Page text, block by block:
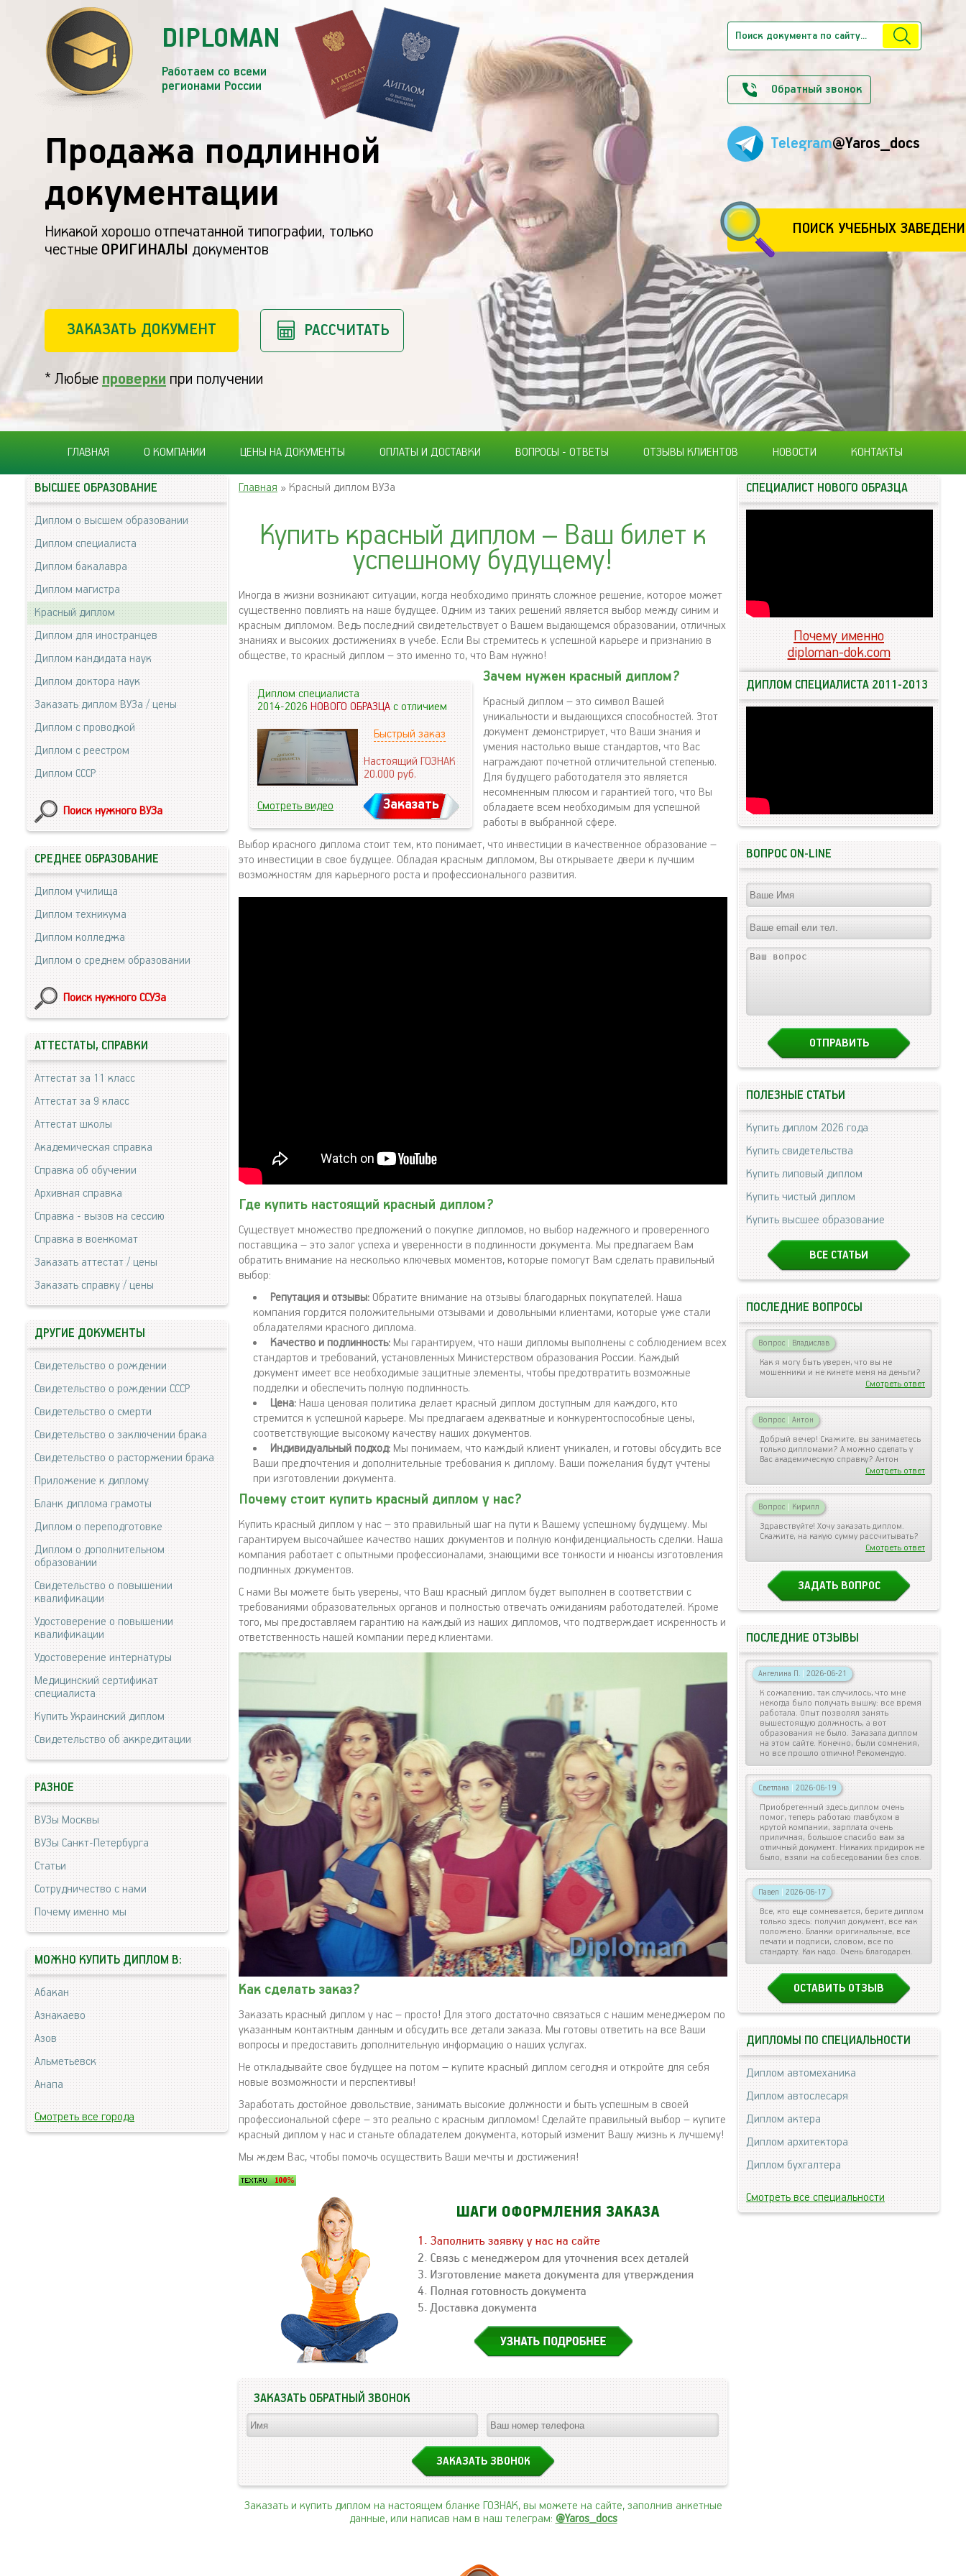
DIPLOMAN
Работаем со всеми
регионами России
Продажа подлинной
документации
Никакой хорошо отпечатанной типографии, только
честные ОРИГИНАЛЫ документов
ЗАКАЗАТЬ ДОКУМЕНТ РАССЧИТАТЬ
* Любые проверки при получении
Обратный звонок
Telegram@Yaros_docs
ПОИСК УЧЕБНЫХ
ГЛАВНАЯ О КОМПАНИИ ЦЕНЫ НА ДОКУМЕНТЫ ОПЛАТЫ И ДОСТАВКИ ВОПРОСЫ - ОТВЕТЫ ОТЗЫВЫ КЛИЕНТОВ НОВОСТИ КОНТАКТЫ
Главная » Красный диплом ВУЗа
Купить красный диплом – Ваш билет к
успешному будущему!
Иногда в жизни возникают ситуации, когда необходимо принять сложное решение, которое может
существенно повлиять на наше будущее. Одним из таких решений является выбор между синим и
красным дипломом. Ведь последний свидетельствует о Вашем выдающемся образовании, отличных
знаниях и высоких достижениях в учебе. Если Вы стремитесь к успешной карьере и признанию в
обществе, то красный диплом – это именно то, что Вам нужно!
Диплом специалиста
2014-2026НОВОГО ОБРАЗЦАс отличием
Быстрый заказ
Настоящий ГОЗНАК
20.000руб.
Смотреть видео Заказать
Зачем нужен красный диплом?
Красный диплом – это символ Вашей
уникальности и выдающихся способностей. Этот
документ демонстрирует, что Ваши знания и
умения настолько выше стандартов, что Вас
награждают почетной отличительной степенью.
Для будущего работодателя это является
несомненным плюсом и гарантией того, что Вы
обладаете всем необходимым для успешной
работы в выбранной сфере.
Выбор красного диплома стоит тем, кто понимает, что инвестиции в качественное образование –
это инвестиции в свое будущее. Обладая красным дипломом, Вы открываете двери к лучшим
возможностям для карьерного роста и профессионального развития.
Где купить настоящий красный диплом?
Существует множество предложений о покупке дипломов, но выбор надежного и проверенного
поставщика – это залог успеха и уверенности в подлинности документа. Мы предлагаем Вам
обратить внимание на несколько ключевых моментов, которые помогут Вам сделать правильный
выбор:
Репутация и отзывы: Обратите внимание на отзывы благодарных покупателей. Наша
компания гордится положительными отзывами и довольными клиентами, которые уже стали
обладателями красного диплома.
Качество и подлинность: Мы гарантируем, что наши дипломы выполнены с соблюдением всех
стандартов и требований, установленных Министерством образования России. Каждый
документ имеет все необходимые защитные элементы, чтобы предотвратить возможные
подделки и обеспечить полную подлинность.
Цена: Наша ценовая политика делает красный диплом доступным для каждого, кто
стремится к успешной карьере. Мы предлагаем адекватные и конкурентоспособные цены,
соответствующие высокому качеству наших документов.
Индивидуальный подход: Мы понимаем, что каждый клиент уникален, и готовы обсудить все
Ваши предпочтения и дополнительные требования к диплому. Ваши пожелания будут учтены
при изготовлении документа.
Почему стоит купить красный диплом у нас?
Купить красный диплом у нас – это правильный шаг на пути к Вашему успешному будущему. Мы
гарантируем высочайшее качество наших документов и полную конфиденциальность сделки. Наша
компания работает с опытными профессионалами, знающими все тонкости и нюансы изготовления
подлинных документов.
С нами Вы можете быть уверены, что Ваш красный диплом будет выполнен в соответствии с
требованиями образовательных органов и полностью отвечать ожиданиям работодателей. Кроме
того, мы предоставляем гарантию на каждый из наших дипломов, что подтверждает искренность и
ответственность нашей компании перед клиентами.
Как сделать заказ?
Заказать красный диплом у нас – просто! Для этого достаточно связаться с нашим менеджером по
указанным контактным данным и обсудить все детали заказа. Мы готовы ответить на все Ваши
вопросы и предоставить дополнительную информацию о наших услугах.
Не откладывайте свое будущее на потом – купите красный диплом сегодня и откройте для себя
новые возможности и перспективы!
Заработать достойное довольствие, занимать высокие должности и быть успешным в своей
профессиональной сфере – это реально с красным дипломом! Сделайте правильный выбор – купите
красный диплом у нас и станьте обладателем документа, который изменит Вашу жизнь к лучшему!
Мы ждем Вас, чтобы помочь осуществить Ваши мечты и достижения!
ЗАКАЗАТЬ ОБРАТНЫЙ ЗВОНОК
Заказать и купить диплом на настоящем бланке ГОЗНАК, вы можете на сайте, заполнив анкетные
данные, или написав нам в наш телеграм: @Yaros_docs
ВЫСШЕЕ ОБРАЗОВАНИЕ
Диплом о высшем образовании
Диплом специалиста
Диплом бакалавра
Диплом магистра
Красный диплом
Диплом для иностранцев
Диплом кандидата наук
Диплом доктора наук
Заказать диплом ВУЗа / цены
Диплом с проводкой
Диплом с реестром
Диплом СССР
Поиск нужного ВУЗа
СРЕДНЕЕ ОБРАЗОВАНИЕ
Диплом училища
Диплом техникума
Диплом колледжа
Диплом о среднем образовании
Поиск нужного ССУЗа
АТТЕСТАТЫ, СПРАВКИ
Аттестат за 11 класс
Аттестат за 9 класс
Аттестат школы
Академическая справка
Справка об обучении
Архивная справка
Справка - вызов на сессию
Справка в военкомат
Заказать аттестат / цены
Заказать справку / цены
ДРУГИЕ ДОКУМЕНТЫ
Свидетельство о рождении
Свидетельство о рождении СССР
Свидетельство о смерти
Свидетельство о заключении брака
Свидетельство о расторжении брака
Приложение к диплому
Бланк диплома грамоты
Диплом о переподготовке
Диплом о дополнительном
образовании
Свидетельство о повышении
квалификации
Удостоверение о повышении
квалификации
Удостоверение интернатуры
Медицинский сертификат
специалиста
Купить Украинский диплом
Свидетельство об аккредитации
РАЗНОЕ
ВУЗы Москвы
ВУЗы Санкт-Петербурга
Статьи
Сотрудничество с нами
Почему именно мы
МОЖНО КУПИТЬ ДИПЛОМ В:
Абакан
Азнакаево
Азов
Альметьевск
Анапа
Смотреть все города
СПЕЦИАЛИСТ НОВОГО ОБРАЗЦА
Почему именно
diploman-dok.com
ДИПЛОМ СПЕЦИАЛИСТА 2011-2013
ВОПРОС ON-LINE
ПОЛЕЗНЫЕ СТАТЬИ
Купить диплом 2026 года
Купить свидетельства
Купить липовый диплом
Купить чистый диплом
Купить высшее образование
ВСЕ СТАТЬИ
ПОСЛЕДНИЕ ВОПРОСЫ
Вопрос | Владислав
Как я могу быть уверен, что вы не
мошенники и не кинете меня на деньги?
Смотреть ответ
Вопрос | Антон
Добрый вечер! Скажите, вы занимаетесь
только дипломами? А можно сделать у
Вас академическую справку? Антон
Смотреть ответ
Вопрос | Кирилл
Здравствуйте! Хочу заказать диплом.
Скажите, на какую сумму рассчитывать?
Смотреть ответ
ЗАДАТЬ ВОПРОС
ПОСЛЕДНИЕ ОТЗЫВЫ
Ангелина П. | 2026-06-21
К сожалению, так случилось, что мне
некогда было получать вышку: все время
работала. Опыт позволял занять
вышестоящую должность, а вот
образования не было. Заказала диплом
на этом сайте. Конечно, были сомнения,
но все прошло отлично! Рекомендую.
Светлана | 2026-06-19
Приобретенный здесь диплом очень
помог, теперь работаю главбухом в
крутой компании, зарплата очень
приличная, большое спасибо вам за
отличный документ. Никаких придирок не
было, взяли на собеседовании без слов.
Павел | 2026-06-17
Все, кто еще сомневается, берите диплом
только здесь: получил документ, все как
положено. Бланки оригинальные, все
печати и подписи, словом, все по
стандарту. Как надо. Очень благодарен.
ОСТАВИТЬ ОТЗЫВ
ДИПЛОМЫ ПО СПЕЦИАЛЬНОСТИ
Диплом автомеханика
Диплом автослесаря
Диплом актера
Диплом архитектора
Диплом бухгалтера
Смотреть все специальности